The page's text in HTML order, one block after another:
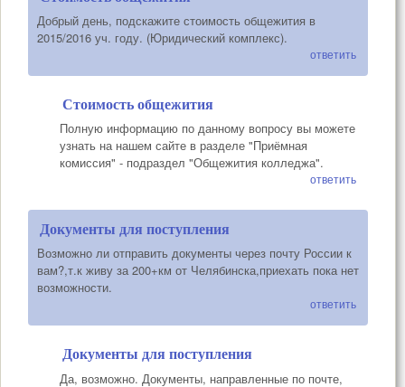
Добрый день, подскажите стоимость общежития в
2015/2016 уч. году. (Юридический комплекс).
ответить
Стоимость общежития
Полную информацию по данному вопросу вы можете
узнать на нашем сайте в разделе "Приёмная
комиссия" - подраздел "Общежития колледжа".
ответить
Документы для поступления
Возможно ли отправить документы через почту России к
вам?,т.к живу за 200+км от Челябинска,приехать пока нет
возможности.
ответить
Документы для поступления
Да, возможно. Документы, направленные по почте,